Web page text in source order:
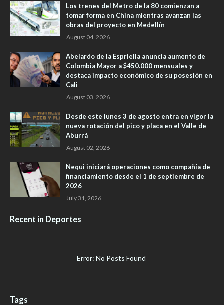
Los trenes del Metro de la 80 comienzan a
tomar forma en China mientras avanzan las
obras del proyecto en Medellín
August 04, 2026
Abelardo de la Espriella anuncia aumento de
Colombia Mayor a $450.000 mensuales y
destaca impacto económico de su posesión en
Cali
August 03, 2026
Desde este lunes 3 de agosto entra en vigor la
nueva rotación del pico y placa en el Valle de
Aburrá
August 02, 2026
Nequi iniciará operaciones como compañía de
financiamiento desde el 1 de septiembre de
2026
July 31, 2026
Recent in Deportes
Error: No Posts Found
Tags